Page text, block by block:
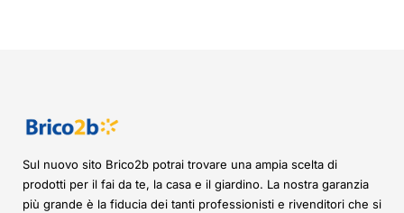
Sul nuovo sito Brico2b potrai trovare una ampia scelta di
prodotti per il fai da te, la casa e il giardino. La nostra garanzia
più grande è la fiducia dei tanti professionisti e rivenditori che si